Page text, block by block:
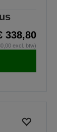
338,80
excl. btw)